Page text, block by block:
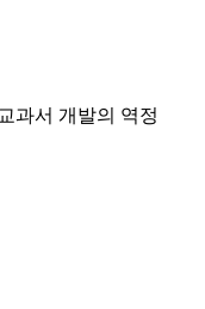
과서 개발의 역정